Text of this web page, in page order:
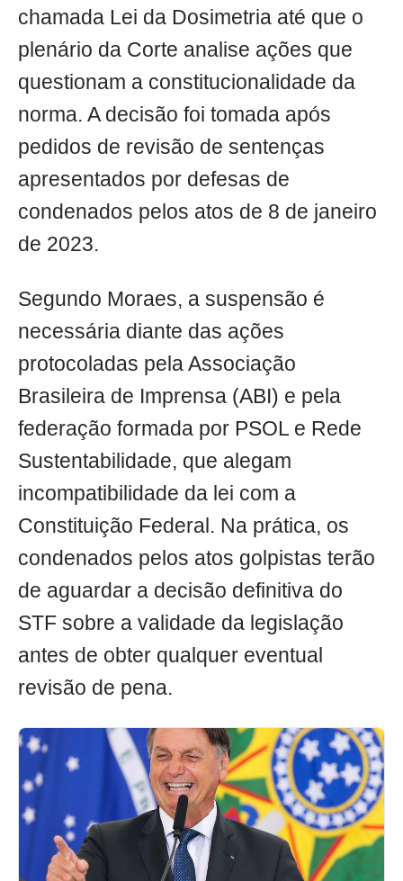
chamada Lei da Dosimetria até que o
plenário da Corte analise ações que
questionam a constitucionalidade da
norma. A decisão foi tomada após
pedidos de revisão de sentenças
apresentados por defesas de
condenados pelos atos de 8 de janeiro
de 2023.
Segundo Moraes, a suspensão é
necessária diante das ações
protocoladas pela Associação
Brasileira de Imprensa (ABI) e pela
federação formada por PSOL e Rede
Sustentabilidade, que alegam
incompatibilidade da lei com a
Constituição Federal. Na prática, os
condenados pelos atos golpistas terão
de aguardar a decisão definitiva do
STF sobre a validade da legislação
antes de obter qualquer eventual
revisão de pena.